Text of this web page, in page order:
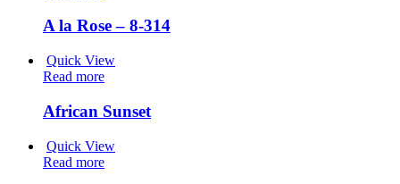
A la Rose – 8-314
Quick View
Read more
African Sunset
Quick View
Read more